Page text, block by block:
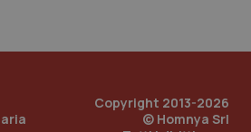
Copyright 2013-2026
© Homnya Srl
2